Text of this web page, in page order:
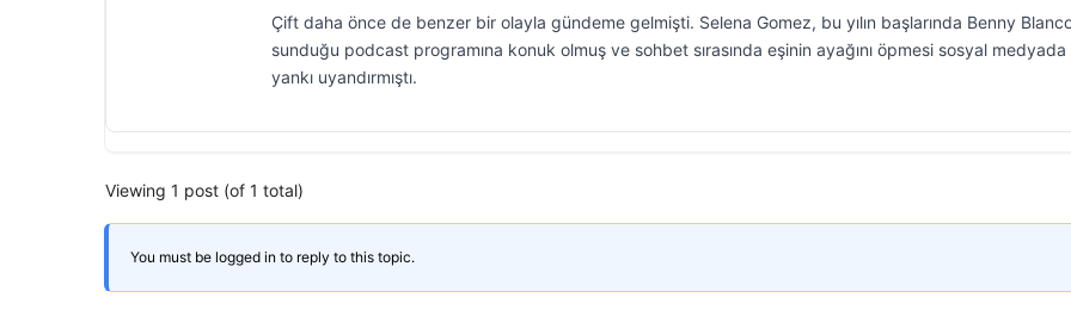
Çift daha önce de benzer bir olayla gündeme gelmişti. Selena Gomez, bu yılın başlarında Benny
sunduğu podcast programına konuk olmuş ve sohbet sırasında eşinin ayağını öpmesi sosyal
yankı uyandırmıştı.
Viewing 1 post (of 1 total)
You must be logged in to reply to this topic.